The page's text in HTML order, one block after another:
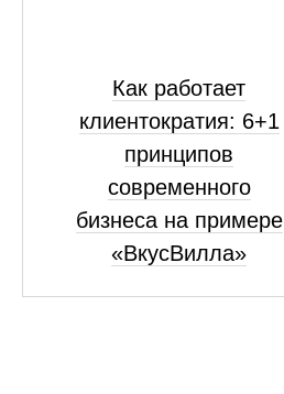
Как работает
клиентократия: 6+1
принципов
современного
бизнеса на примере
«ВкусВилла»